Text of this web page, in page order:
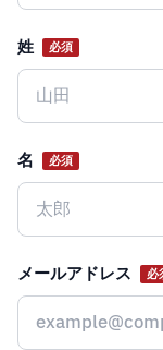
姓 必須
名 必須
メールアドレス 必